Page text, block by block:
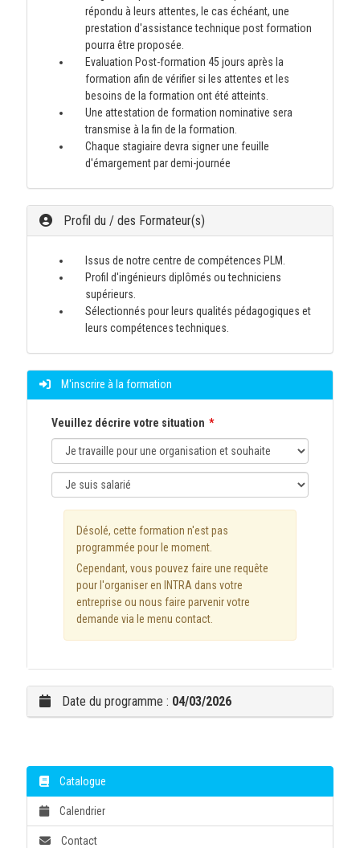
répondu à leurs attentes, le cas échéant, une
prestation d'assistance technique post formation
pourra être proposée.
Evaluation Post-formation 45 jours après la
formation afin de vérifier si les attentes et les
besoins de la formation ont été atteints.
Une attestation de formation nominative sera
transmise à la fin de la formation.
Chaque stagiaire devra signer une feuille
d'émargement par demi-journée
Profil du / des Formateur(s)
Issus de notre centre de compétences PLM.
Profil d'ingénieurs diplômés ou techniciens
supérieurs.
Sélectionnés pour leurs qualités pédagogiques et
leurs compétences techniques.
M'inscrire à la formation
Veuillez décrire votre situation
Désolé, cette formation n'est pas
programmée pour le moment.
Cependant, vous pouvez faire une requête
pour l'organiser en INTRA dans votre
entreprise ou nous faire parvenir votre
demande via le menu contact.
Date du programme : 04/03/2026
Catalogue
Calendrier
Contact